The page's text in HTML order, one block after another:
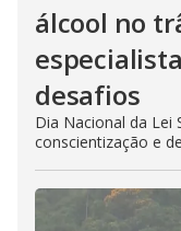
álcool no
desafios
Dia Nacional da Lei
conscientização e